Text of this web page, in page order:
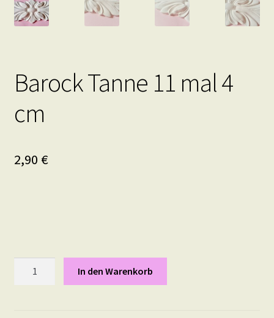
Barock Tanne 11 mal 4
cm
2,90 €
In den Warenkorb